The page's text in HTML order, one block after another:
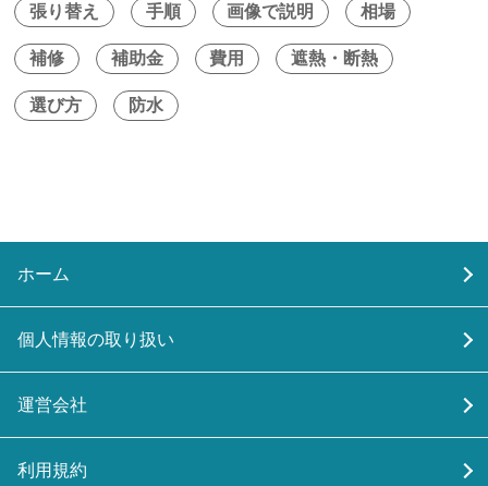
張り替え 手順 画像で説明 相場
補修 補助金 費用 遮熱・断熱
選び方 防水
ホーム
個人情報の取り扱い
運営会社
利用規約